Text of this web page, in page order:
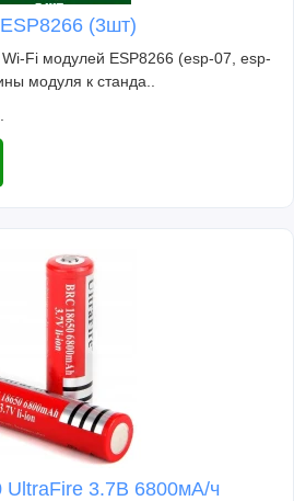
(3шт)
Fi модулей ESP8266 (esp-07, esp-
модуля к станда..
UltraFire 3.7В 6800мА/ч